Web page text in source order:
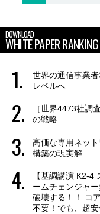
DOWNLOAD
WHITE PAPER RANKING
世界の通信事業
レベルへ
［世界4473社調
の戦略
高価な専用ネッ
構築の現実解
【基調講演 K2-
ームチェンジャ
破壊する！！ コ
不要！でも、超